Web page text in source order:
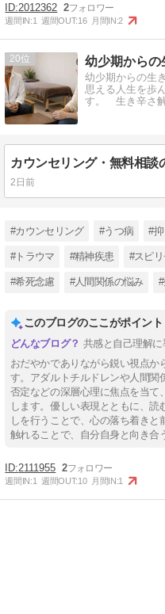
2012362 2
週間IN:1 週間OUT:16 月間IN:2
20 幼少期からの
幼少期からの生
思える人生を歩
す。 生き辛さ
2日前
#カウンセリング #うつ病 #
#トラウマ #精神疾患 #スピ
#希死念慮 #人間関係の悩み
このブログのここがポイント
共感と自己理解
おだやかでありながら鋭い視点か
す。アダルトチルドレンや人間関
否定などの深層心理に焦点を当て
します。優しい表現とともに、
しを行うことで、心の落ち着き
触れることで、自分自身と向き合
2111955 2
週間IN:1 週間OUT:10 月間IN:1